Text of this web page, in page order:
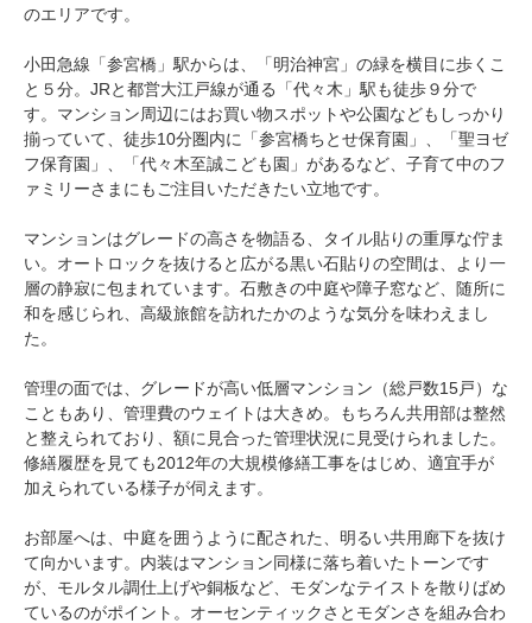
のエリアです。
小田急線「参宮橋」駅からは、「明治神宮」の緑を横目に歩くこ
と５分。JRと都営大江戸線が通る「代々木」駅も徒歩９分で
す。マンション周辺にはお買い物スポットや公園などもしっかり
揃っていて、徒歩10分圏内に「参宮橋ちとせ保育園」、「聖ヨゼ
フ保育園」、「代々木至誠こども園」があるなど、子育て中のフ
ァミリーさまにもご注目いただきたい立地です。
マンションはグレードの高さを物語る、タイル貼りの重厚な佇ま
い。オートロックを抜けると広がる黒い石貼りの空間は、より一
層の静寂に包まれています。石敷きの中庭や障子窓など、随所に
和を感じられ、高級旅館を訪れたかのような気分を味わえまし
た。
管理の面では、グレードが高い低層マンション（総戸数15戸）な
こともあり、管理費のウェイトは大きめ。もちろん共用部は整然
と整えられており、額に見合った管理状況に見受けられました。
修繕履歴を見ても2012年の大規模修繕工事をはじめ、適宜手が
加えられている様子が伺えます。
お部屋へは、中庭を囲うように配された、明るい共用廊下を抜け
て向かいます。内装はマンション同様に落ち着いたトーンです
が、モルタル調仕上げや銅板など、モダンなテイストを散りばめ
ているのがポイント。オーセンティックさとモダンさを組み合わ